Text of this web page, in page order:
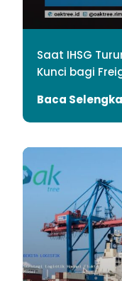
Saat IHSG
Kunci bagi
Baca